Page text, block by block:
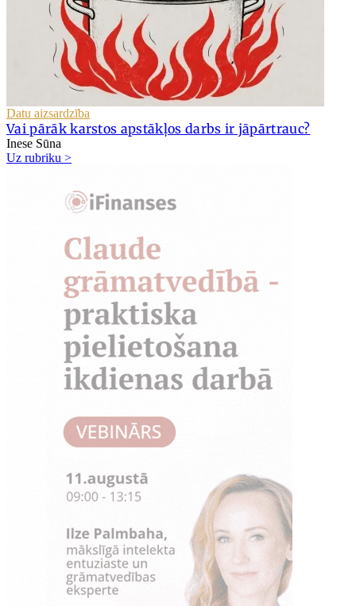
Datu aizsardzība
Vai pārāk karstos apstākļos darbs ir jāpārtrauc?
Inese Sūna
Uz rubriku >